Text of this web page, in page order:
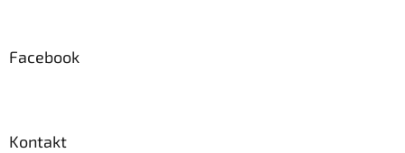
Facebook
Kontakt